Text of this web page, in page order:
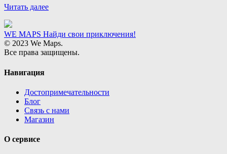
Читать далее
WE MAPS Найди свои приключения!
© 2023 We Maps.
Все права защищены.
Навигация
Достопримечательности
Блог
Связь с нами
Магазин
О сервисе